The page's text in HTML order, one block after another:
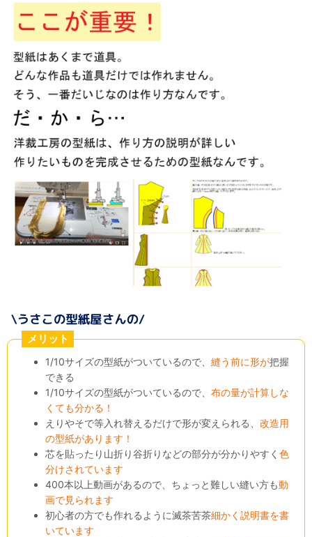
メリット
1/10サイズの型紙がついているので、縫う前に形が把握
できる
1/10サイズの型紙がついているので、布の量が計算しな
くても分かる！
えりやそで等入れ替えるだけで形が変えられる、改造用
の型紙があります！
芯を貼ったり山折り谷折りなどの部分が分かりやすく色
分けされています
400本以上動画があるので、ちょっと難しい縫い方も動
画で見られます
初心者の方でも作れるように滅茶苦茶細かく説明書を書
いています